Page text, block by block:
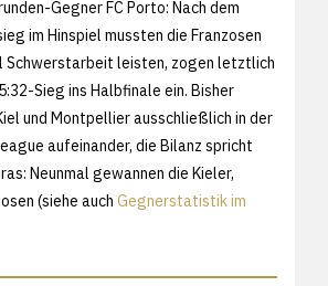
Gegner FC Porto: Nach dem
im Hinspiel mussten die Franzosen
Schwerstarbeit leisten, zogen letztlich
Sieg ins Halbfinale ein. Bisher
und Montpellier ausschließlich in der
aufeinander, die Bilanz spricht
Neunmal gewannen die Kieler,
(siehe auch Gegnerstatistik im